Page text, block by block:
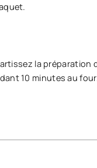
la
10 minutes au